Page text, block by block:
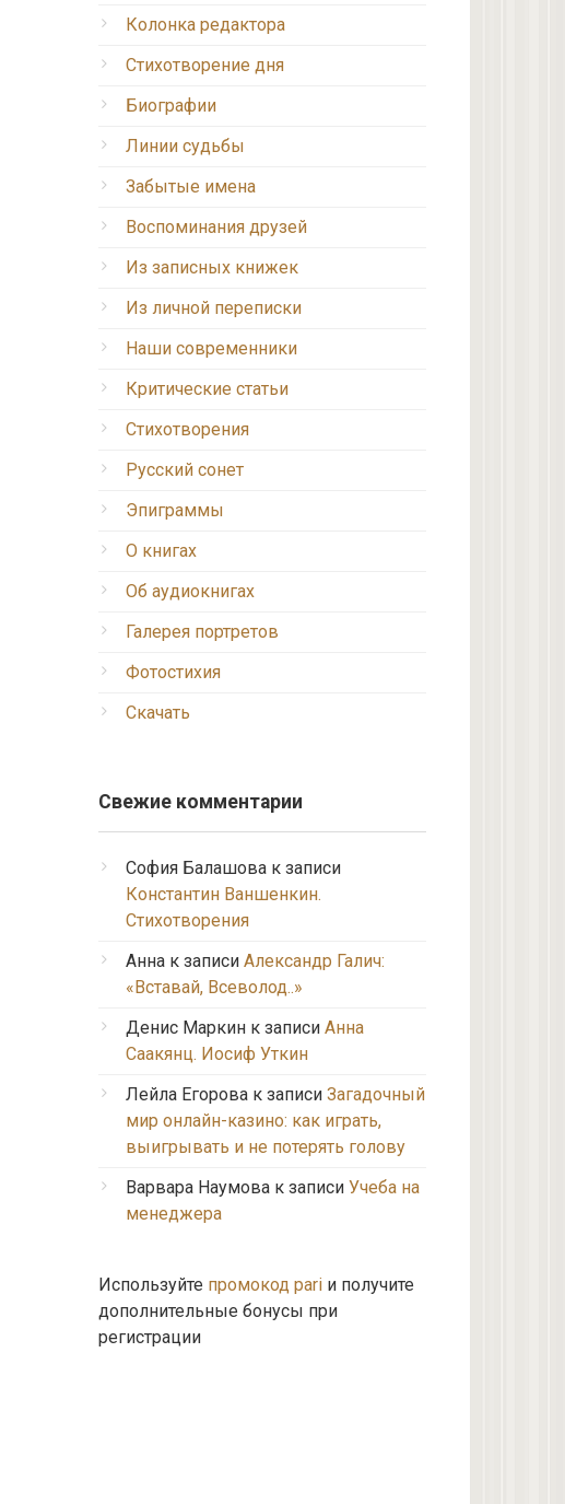
Колонка редактора
Стихотворение дня
Биографии
Линии судьбы
Забытые имена
Воспоминания друзей
Из записных книжек
Из личной переписки
Наши современники
Критические статьи
Стихотворения
Русский сонет
Эпиграммы
О книгах
Об аудиокнигах
Галерея портретов
Фотостихия
Скачать
Свежие комментарии
София Балашова к записи
Константин Ваншенкин.
Стихотворения
Анна к записи Александр Галич:
«Вставай, Всеволод..»
Денис Маркин к записи Анна
Саакянц. Иосиф Уткин
Лейла Егорова к записи Загадочный
мир онлайн-казино: как играть,
выигрывать и не потерять голову
Варвара Наумова к записи Учеба на
менеджера
Используйте промокод pari и получите
дополнительные бонусы при
регистрации